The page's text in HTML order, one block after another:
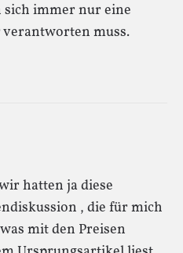
sich immer nur eine
muss.
hatten ja diese
, die für mich
mit den Preisen